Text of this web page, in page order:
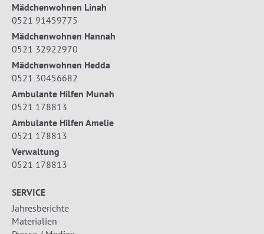
Mädchenwohnen Linah
0521 91459775
Mädchenwohnen Hannah
0521 32922970
Mädchenwohnen Hedda
0521 30456682
Ambulante Hilfen Munah
0521 178813
Ambulante Hilfen Amelie
0521 178813
Verwaltung
0521 178813
SERVICE
Jahresberichte
Materialien